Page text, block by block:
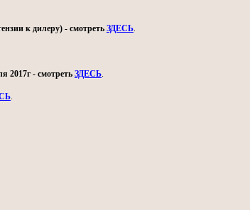
к дилеру) - смотреть ЗДЕСЬ.
2017г - смотреть ЗДЕСЬ.
.